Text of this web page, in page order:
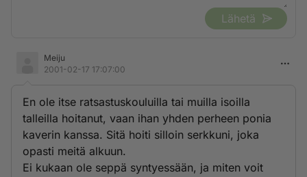
Lähetä
Meiju
2001-02-17 17:07:00
En ole itse ratsastuskouluilla tai muilla isoilla
talleilla hoitanut, vaan ihan yhden perheen ponia
kaverin kanssa. Sitä hoiti silloin serkkuni, joka
opasti meitä alkuun.
Ei kukaan ole seppä syntyessään, ja miten voit